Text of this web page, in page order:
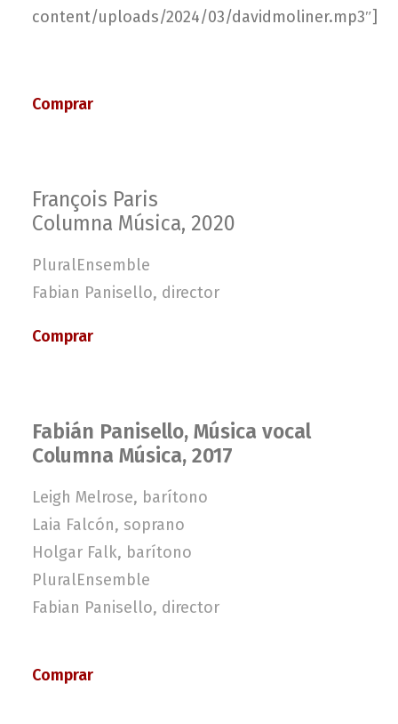
content/uploads/2024/03/davidmoliner.mp3″]
Comprar
François Paris
Columna Música, 2020
PluralEnsemble
Fabian Panisello, director
Comprar
Fabián Panisello, Música vocal
Columna Música, 2017
Leigh Melrose, barítono
Laia Falcón, soprano
Holgar Falk, barítono
PluralEnsemble
Fabian Panisello, director
Comprar